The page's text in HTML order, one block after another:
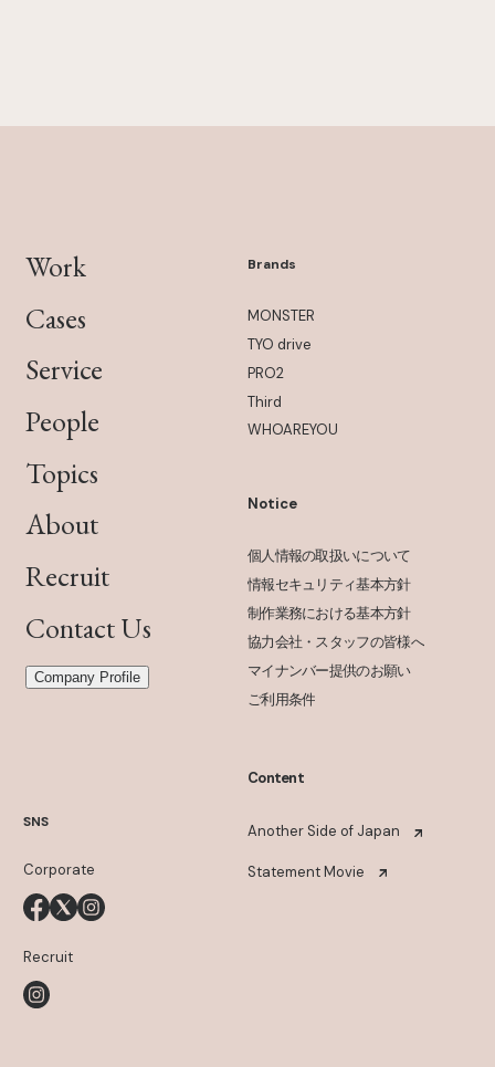
Work
Cases
Service
People
Topics
About
Recruit
Contact Us
Company Profile
Brands
MONSTER
TYO drive
PRO2
Third
WHOAREYOU
SNS
Corporate
Recruit
Notice
個人情報の取扱いについて
情報セキュリティ基本方針
制作業務における基本方針
協力会社・スタッフの皆様へ
マイナンバー提供のお願い
ご利用条件
Content
Another Side of Japan
Statement Movie